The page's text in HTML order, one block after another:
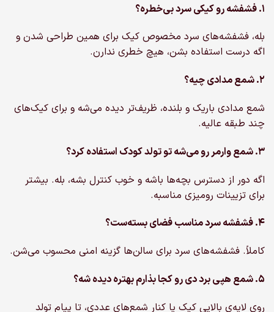
۱. فشفشه رو کیکی سرد بی‌خطره؟
بله، فشفشه‌های سرد مخصوص کیک برای همین طراحی شدن و
اگه درست استفاده بشن، هیچ خطری ندارن.
۲. شمع مدادی چیه؟
شمع مدادی باریک‌ و بلنده، ظریف‌تر دیده می‌شه و برای کیک‌های
چند طبقه عالیه.
۳. شمع وارمر رو می‌شه تو تولد کودک استفاده کرد؟
اگه دور از دسترس بچه‌ها باشه و خوب کنترل بشه، بله. بیشتر
برای تزیینات رومیزی مناسبه.
۴. فشفشه سرد مناسب فضای بسته‌ست؟
کاملاً. فشفشه‌های سرد برای سالن‌ها گزینه امنی محسوب می‌شن.
۵. شمع هپی برد دی رو کجا بذارم بهتره دیده شه؟
روی لایه‌ی بالایی کیک یا کنار شمع‌های عددی، تا پیام تولد